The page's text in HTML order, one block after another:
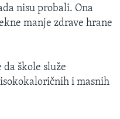
nisu probali. Ona
manje zdrave hrane
da škole služe
i masnih